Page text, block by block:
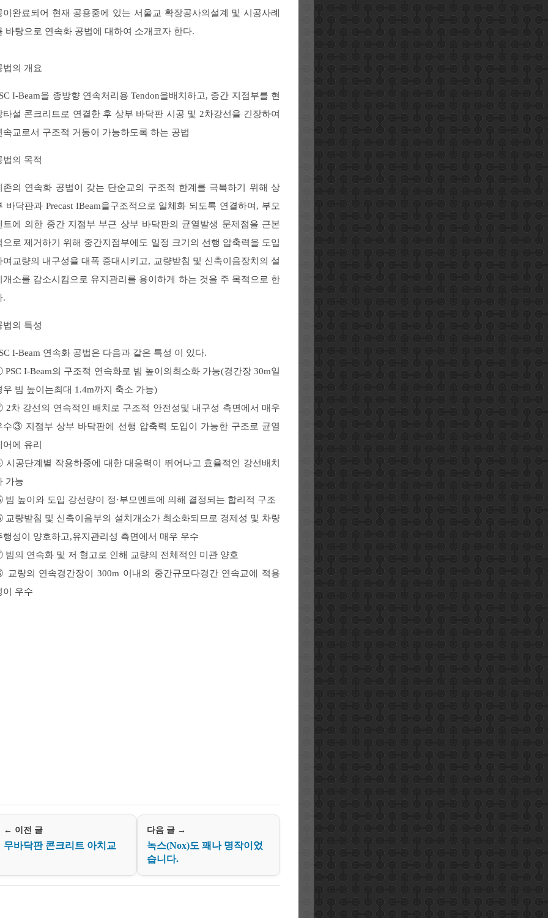
이완료되어 현재 공용중에 있는 서울교 확장공사의설계 및 시공사례
바탕으로 연속화 공법에 대하여 소개코자 한다.
법의 개요
I-Beam을 종방향 연속처리용 Tendon을배치하고, 중간 지점부를 현
타설 콘크리트로 연결한 후 상부 바닥판 시공 및 2차강선을 긴장하여
속교로서 구조적 거동이 가능하도록 하는 공법
법의 목적
존의 연속화 공법이 갖는 단순교의 구조적 한계를 극복하기 위해 상
바닥판과 Precast IBeam을구조적으로 일체화 되도록 연결하여, 부모
트에 의한 중간 지점부 부근 상부 바닥판의 균열발생 문제점을 근본
으로 제거하기 위해 중간지점부에도 일정 크기의 선행 압축력을 도입
여교량의 내구성을 대폭 증대시키고, 교량받침 및 신축이음장치의 설
개소를 감소시킴으로 유지관리를 용이하게 하는 것을 주 목적으로 한
.
법의 특성
I-Beam 연속화 공법은 다음과 같은 특성 이 있다.
I-Beam의 구조적 연속화로 빔 높이의최소화 가능(경간장 30m일
우 빔 높이는최대 1.4m까지 축소 가능)
2차 강선의 연속적인 배치로 구조적 안전성및 내구성 측면에서 매우
수③ 지점부 상부 바닥판에 선행 압축력 도입이 가능한 구조로 균열
어에 유리
시공단계별 작용하중에 대한 대응력이 뛰어나고 효율적인 강선배치
가능
빔 높이와 도입 강선량이 정·부모멘트에 의해 결정되는 합리적 구조
교량받침 및 신축이음부의 설치개소가 최소화되므로 경제성 및 차량
행성이 양호하고,유지관리성 측면에서 매우 우수
빔의 연속화 및 저 형고로 인해 교량의 전체적인 미관 양호
교량의 연속경간장이 300m 이내의 중간규모다경간 연속교에 적용
이 우수
← 이전 글
무바닥판 콘크리트 아치교
다음 글 →
녹스(Nox)도 꽤나 명작이었
습니다.